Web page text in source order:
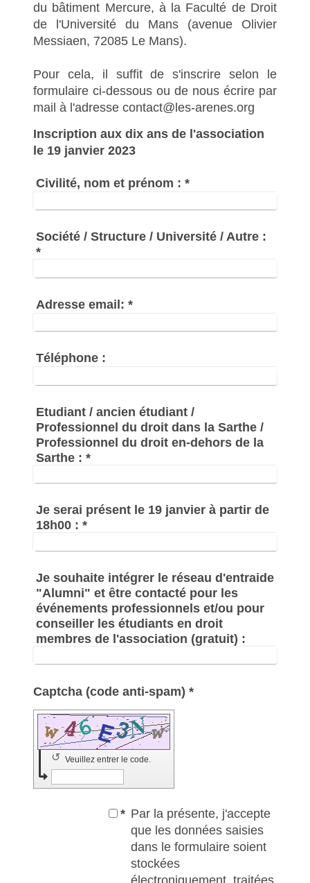
du bâtiment Mercure, à la Faculté de Droit
de l'Université du Mans (avenue Olivier
Messiaen, 72085 Le Mans).
Pour cela, il suffit de s'inscrire selon le
formulaire ci-dessous ou de nous écrire par
mail à l'adresse contact@les-arenes.org
Inscription aux dix ans de l'association
le 19 janvier 2023
Civilité, nom et prénom : *
Société / Structure / Université / Autre :
*
Adresse email: *
Téléphone :
Etudiant / ancien étudiant /
Professionnel du droit dans la Sarthe /
Professionnel du droit en-dehors de la
Sarthe : *
Je serai présent le 19 janvier à partir de
18h00 : *
Je souhaite intégrer le réseau d'entraide
"Alumni" et être contacté pour les
événements professionnels et/ou pour
conseiller les étudiants en droit
membres de l'association (gratuit) :
Captcha (code anti-spam) *
Veuillez entrer le code.
↺
* Par la présente, j'accepte
que les données saisies
dans le formulaire soient
stockées